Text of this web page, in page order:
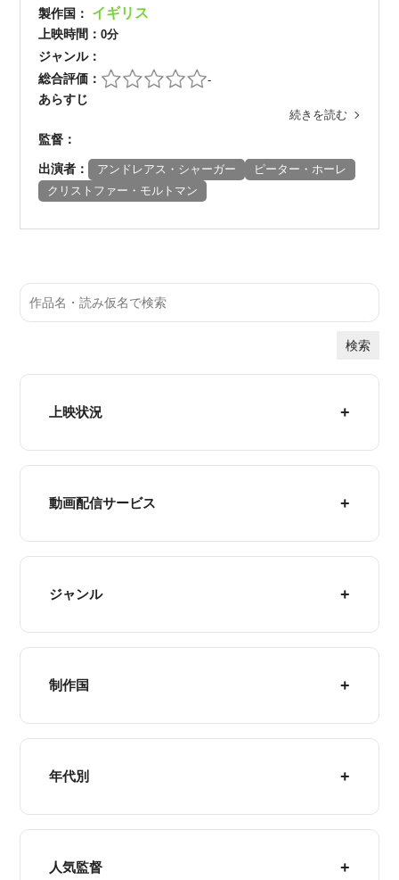
製作国： イギリス
上映時間：0分
ジャンル：
総合評価：
-
あらすじ
続きを読む
監督：
出演者： アンドレアス・シャーガー
ピーター・ホーレ
クリストファー・モルトマン
検索
上映状況
動画配信サービス
ジャンル
制作国
年代別
人気監督